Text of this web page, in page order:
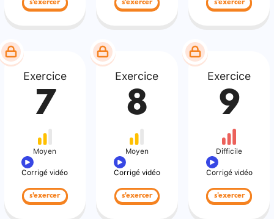
s'exercer s'exercer s'exercer
Exercice
7
Moyen
Corrigé vidéo
s'exercer
Exercice
8
Moyen
Corrigé vidéo
s'exercer
Exercice
9
Difficile
Corrigé vidéo
s'exercer